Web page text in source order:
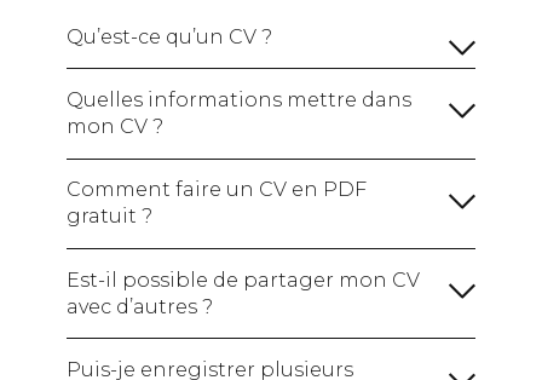
Qu’est-ce qu’un CV ?
Quelles informations mettre dans
mon CV ?
Vos informations personnelles :
Un titre de CV :Le nom du poste que vous
visez, indispensable pour que le recruteur
comprenne bien votre profil d’un coup d’oeil.
Comment faire un CV en PDF
gratuit ?
Est-il possible de partager mon CV
avec d’autres ?
Puis-je enregistrer plusieurs